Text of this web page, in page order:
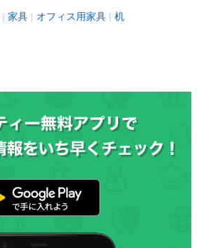
家具 オフィス用家具 机